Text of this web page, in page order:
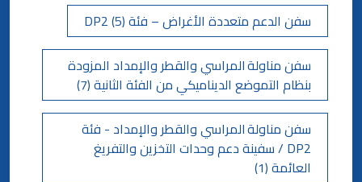
الاستدامة
الغاز والبتروكيماويات
كابيتال
معلومات مالية
معلومات المساهمين والجمعية
العمومية
حوكمة الشركات
معلومات مفيدة
الأخبار والإعلام
مدونة
وظائف ملاحة
التقطير
الوظائف البحرية
سفن الدعم متعددة الأغراض – فئة DP2 (5)
سفن مناولة المراسي والقطر والإمداد المزودة
بنظام التموضع الديناميكي من الفئة الثانية (7)
سفن مناولة المراسي والقطر والإمداد - فئة
DP2 / سفينة دعم وحدات التخزين والتفريغ
العائمة (1)